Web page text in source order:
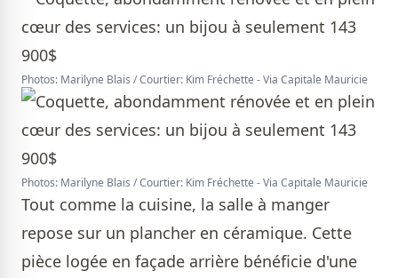
Photos: Marilyne Blais / Courtier: Kim Fréchette - Via Capitale Mauricie
Photos: Marilyne Blais / Courtier: Kim Fréchette - Via Capitale Mauricie
Tout comme la cuisine, la salle à manger
repose sur un plancher en céramique. Cette
pièce logée en façade arrière bénéficie d'une